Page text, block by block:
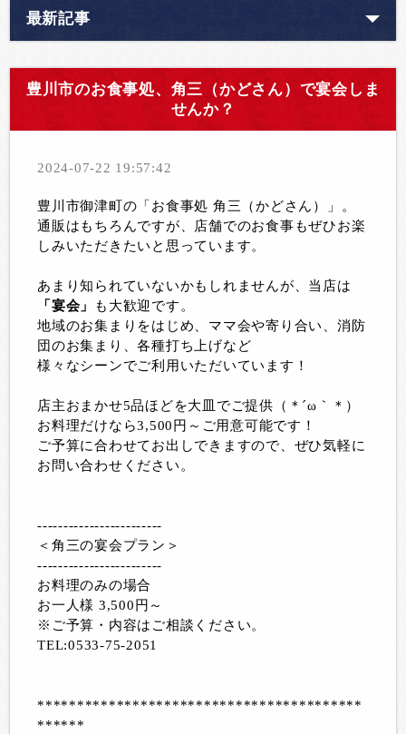
最新記事
豊川市のお食事処、角三（かどさん）で宴会しま
せんか？
2024-07-22 19:57:42
豊川市御津町の「お食事処 角三（かどさん）」。
通販はもちろんですが、店舗でのお食事もぜひお楽
しみいただきたいと思っています。
あまり知られていないかもしれませんが、当店は
「宴会」
も大歓迎です。
地域のお集まりをはじめ、ママ会や寄り合い、消防
団のお集まり、各種打ち上げなど
様々なシーンでご利用いただいています！
店主おまかせ5品ほどを大皿でご提供（＊´ω｀＊）
お料理だけなら3,500円～ご用意可能です！
ご予算に合わせてお出しできますので、ぜひ気軽に
お問い合わせください。
------------------------
＜角三の宴会プラン＞
------------------------
お料理のみの場合
お一人様 3,500円～
※ご予算・内容はご相談ください。
TEL:0533-75-2051
*****************************************
******